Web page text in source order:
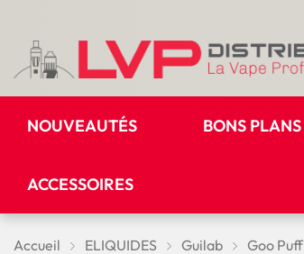
NOUVEAUTÉS BONS PLANS
ACCESSOIRES
Accueil ELIQUIDES Guilab Goo Puff